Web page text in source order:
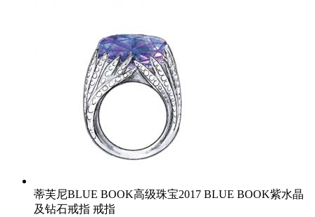
蒂芙尼BLUE BOOK高级珠宝2017 BLUE BOOK紫水晶
及钻石戒指 戒指